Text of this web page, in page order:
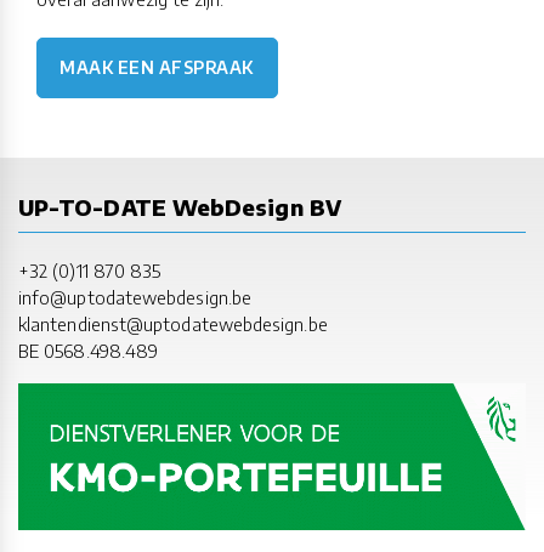
MAAK EEN AFSPRAAK
UP-TO-DATE WebDesign BV
+32 (0)11 870 835
info@uptodatewebdesign.be
klantendienst@uptodatewebdesign.be
BE 0568.498.489